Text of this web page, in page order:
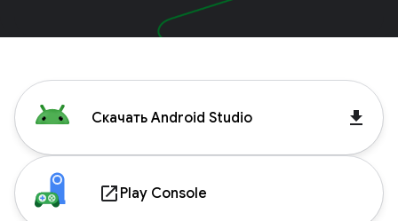
Скачать Android Studio get_app
launch Play Console